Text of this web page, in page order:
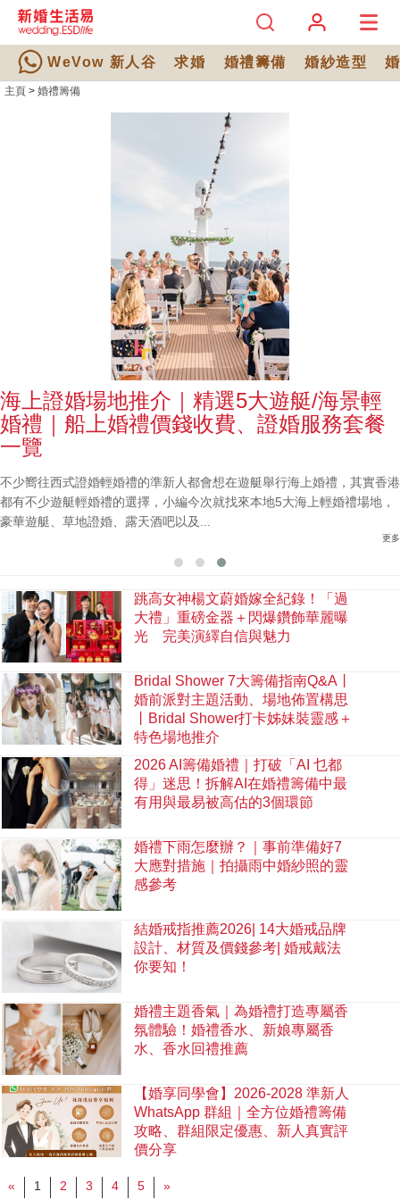
WeVow 新人谷 求婚 婚禮籌備 婚紗造型
主頁 > 婚禮籌備
海上證婚場地推介｜精選5大遊艇/海景輕
婚禮｜船上婚禮價錢收費、證婚服務套餐
一覽
不少嚮往西式證婚輕婚禮的準新人都會想在遊艇舉行海上婚禮，其實香港
都有不少遊艇輕婚禮的選擇，小編今次就找來本地5大海上輕婚禮場地，
豪華遊艇、草地證婚、露天酒吧以及...
更多
跳高女神楊文蔚婚嫁全紀錄！「過
大禮」重磅金器＋閃爆鑽飾華麗曝
光 完美演繹自信與魅力
Bridal Shower 7大籌備指南Q&A丨
婚前派對主題活動、場地佈置構思
丨Bridal Shower打卡姊妹裝靈感＋
特色場地推介
2026 AI籌備婚禮｜打破「AI 乜都
得」迷思！拆解AI在婚禮籌備中最
有用與最易被高估的3個環節
婚禮下雨怎麼辦？｜事前準備好7
大應對措施｜拍攝雨中婚紗照的靈
感參考
結婚戒指推薦2026| 14大婚戒品牌
設計、材質及價錢參考| 婚戒戴法
你要知！
婚禮主題香氣｜為婚禮打造專屬香
氛體驗！婚禮香水、新娘專屬香
水、香水回禮推薦
【婚享同學會】2026-2028 準新人
WhatsApp 群組｜全方位婚禮籌備
攻略、群組限定優惠、新人真實評
價分享
« 1 2 3 4 5 »